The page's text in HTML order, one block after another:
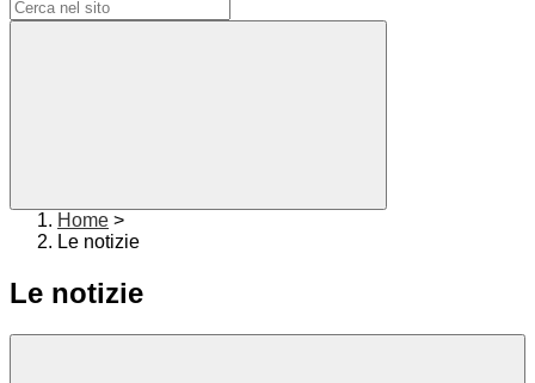
Home >
Le notizie
Le notizie